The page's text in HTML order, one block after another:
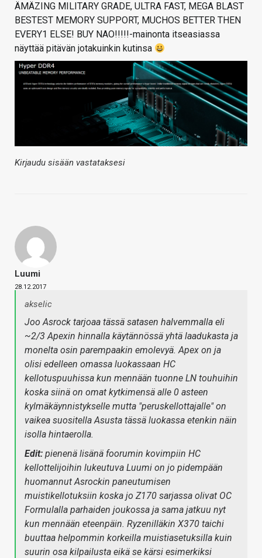
ÄMÄZING MILITARY GRADE, ULTRA FAST, MEGA BLAST
BESTEST MEMORY SUPPORT, MUCHOS BETTER THEN
EVERY1 ELSE! BUY NAO!!!!!-mainonta itseasiassa
näyttää pitävän jotakuinkin kutinsa
Kirjaudu sisään vastataksesi
Luumi
28.12.2017
akselic
Joo Asrock tarjoaa tässä satasen halvemmalla eli
~2/3 Apexin hinnalla käytännössä yhtä laadukasta ja
monelta osin parempaakin emolevyä. Apex on ja
olisi edelleen omassa luokassaan HC
kellotuspuuhissa kun mennään tuonne LN touhuihin
koska siinä on omat kytkimensä alle 0 asteen
kylmäkäynnistykselle mutta "peruskellottajalle" on
vaikea suositella Asusta tässä luokassa etenkin näin
isolla hintaerolla.
Edit: pienenä lisänä foorumin kovimpiin HC
kellottelijoihin lukeutuva Luumi on jo pidempään
huomannut Asrockin paneutumisen
muistikellotuksiin koska jo Z170 sarjassa olivat OC
Formulalla parhaiden joukossa ja sama jatkuu nyt
kun mennään eteenpäin. Ryzenilläkin X370 taichi
buuttaa helpommin korkeilla muistiasetuksilla kuin
suurin osa kilpailusta eikä se kärsi esimerkiksi